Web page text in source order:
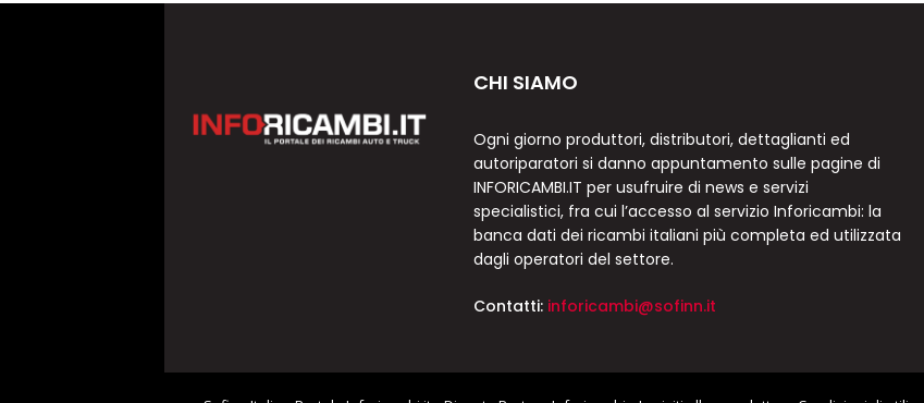
CHI SIAMO
Ogni giorno produttori, distributori, dettaglianti ed
autoriparatori si danno appuntamento sulle pagine di
INFORICAMBI.IT per usufruire di news e servizi
specialistici, fra cui l’accesso al servizio Inforicambi: la
banca dati dei ricambi italiani più completa ed utilizzata
dagli operatori del settore.
Contatti: inforicambi@sofinn.it